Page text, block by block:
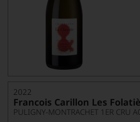
2022
Francois Carillon Les
PULIGNY-MONTRACHET 1ER CRU